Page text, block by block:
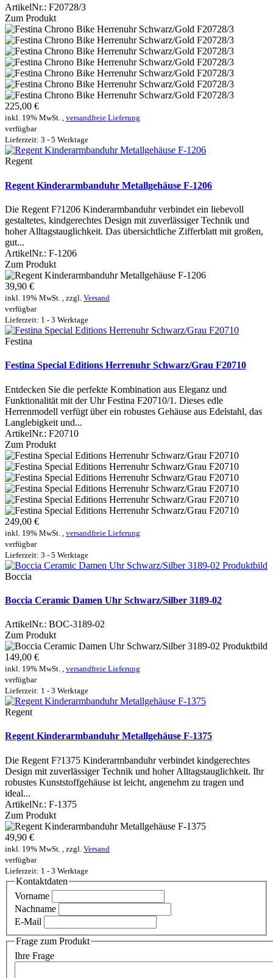
ArtikelNr.: F20728/3
Zum Produkt
225,00 €
inkl. 19% MwSt. , versandfreie Lieferung
verfügbar
Lieferzeit: 3 - 5 Werktage
Regent
Regent Kinderarmbanduhr Metallgehäuse F-1206
Die Regent F?1206 Kinderarmbanduhr verbindet ein liebevoll
gestaltetes, kindgerechtes Design mit zuverlässiger Technik und
hoher Alltagstauglichkeit. Das übersichtliche Zifferblatt mit großen,
gut...
ArtikelNr.: F-1206
Zum Produkt
39,90 €
inkl. 19% MwSt. , zzgl. Versand
verfügbar
Lieferzeit: 1 - 3 Werktage
Festina
Festina Special Editions Herrenuhr Schwarz/Grau F20710
Entdecken Sie die perfekte Kombination aus Eleganz und
Funktionalität mit der Uhr Festina F20710/1. Dieses edle
Herrenmodell verfügt über ein robustes Gehäuse aus Edelstahl, das
Langlebigkeit und...
ArtikelNr.: F20710
Zum Produkt
249,00 €
inkl. 19% MwSt. , versandfreie Lieferung
verfügbar
Lieferzeit: 3 - 5 Werktage
Boccia
Boccia Ceramic Damen Uhr Schwarz/Silber 3189-02
ArtikelNr.: BOC-3189-02
Zum Produkt
149,00 €
inkl. 19% MwSt. , versandfreie Lieferung
verfügbar
Lieferzeit: 1 - 3 Werktage
Regent
Regent Kinderarmbanduhr Metallgehäuse F-1375
Die Regent F?1375 Kinderarmbanduhr verbindet kindgerechtes
Design mit zuverlässiger Technik und hoher Alltagstauglichkeit. Ihr
robustes Kunststoffgehäuse ist leicht, angenehm zu tragen und
ideal...
ArtikelNr.: F-1375
Zum Produkt
49,90 €
inkl. 19% MwSt. , zzgl. Versand
verfügbar
Lieferzeit: 1 - 3 Werktage
Kontaktdaten
Vorname
Nachname
E-Mail
Frage zum Produkt
Ihre Frage